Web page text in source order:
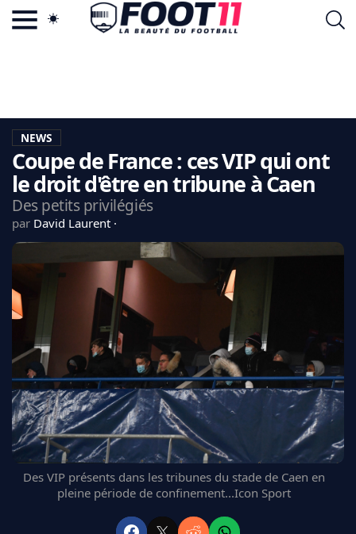
LA CHARTE
VIE PRIVÉE
CGU
CONTACTEZ-NOUS
CDM 2026
LIGUE 1
REAL MADRID
FC BARCELONE
MANCHESTER UNITED
CHELSEA
ARSENAL
BAYERN
L'AVIS DE LA RÉDAC'
NEWS
Coupe de France : ces VIP qui ont
le droit d'être en tribune à Caen
Des petits privilégiés
par David Laurent
Des VIP présents dans les tribunes du stade de Caen en
pleine période de confinement...Icon Sport